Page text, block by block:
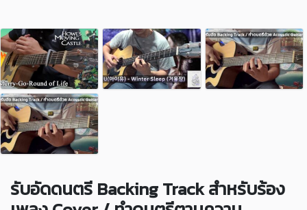
รับอัดดนตรี Backing Track สำหรับร้อง